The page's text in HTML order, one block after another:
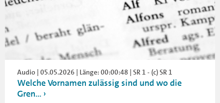
Audio | 05.05.2026 | Länge: 00:00:48 | SR 1 - (c) SR 1
Welche Vornamen zulässig sind und wo die
Gren...